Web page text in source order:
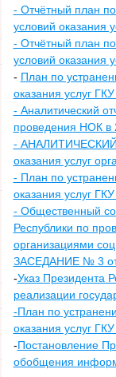
- Отчётный план
условий оказания
- Отчётный план
условий оказания
- План по
оказания услуг
- Аналитический
проведения НОК в
- АНАЛИТИЧЕСКИЙ
оказания услуг
- План по
оказания услуг
- Общественный
Республики по
организациями
ЗАСЕДАНИЕ № 3 от
-Указ Президента
реализации
-План по
оказания услуг
-Постановление
обобщения